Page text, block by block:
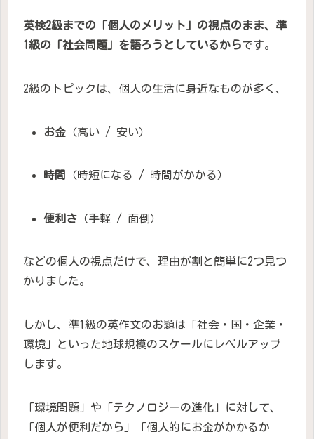
英検2級までの「個人のメリット」の視点のまま、準
1級の「社会問題」を語ろうとしているからです。
2級のトピックは、個人の生活に身近なものが多く、
お金 （高い / 安い）
時間 （時短になる / 時間がかかる）
便利さ （手軽 / 面倒）
などの個人の視点だけで、理由が割と簡単に2つ見つ
かりました。
しかし、準1級の英作文のお題は「社会・国・企業・
環境」といった地球規模のスケールにレベルアップ
します。
「環境問題」や「テクノロジーの進化」に対して、
「個人が便利だから」「個人的にお金がかかるか